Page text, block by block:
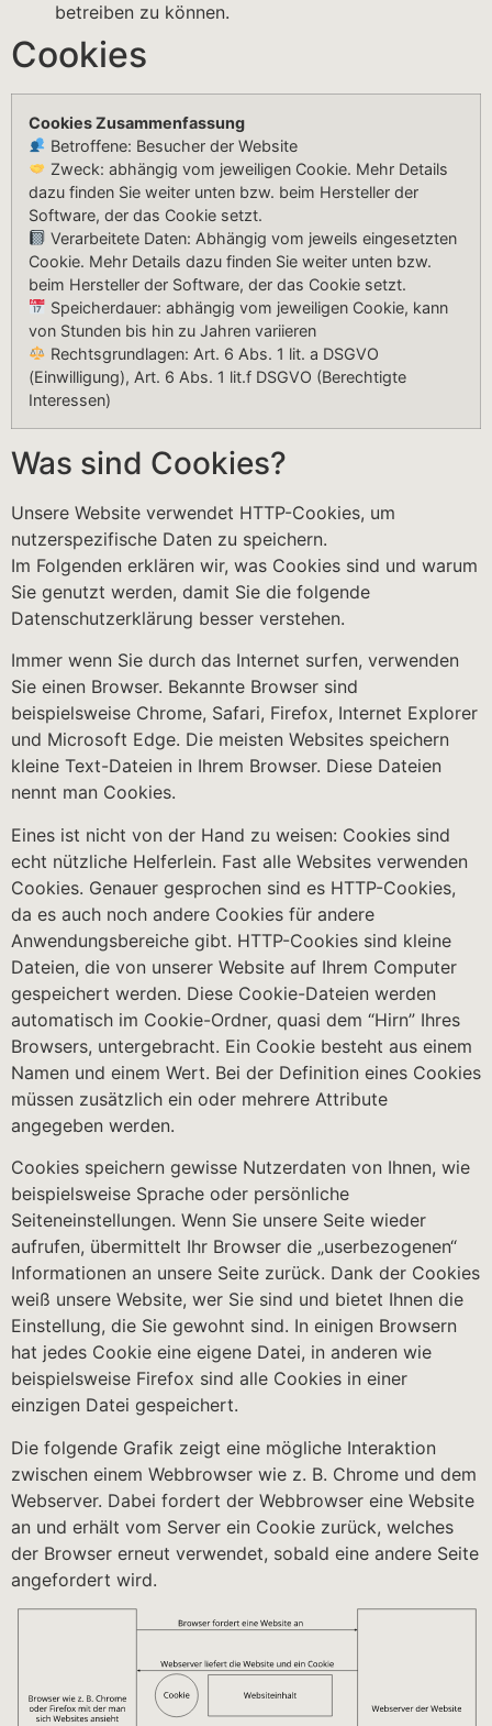
betreiben zu können.
Cookies
Cookies Zusammenfassung
Betroffene: Besucher der Website
Zweck: abhängig vom jeweiligen Cookie. Mehr Details
dazu finden Sie weiter unten bzw. beim Hersteller der
Software, der das Cookie setzt.
Verarbeitete Daten: Abhängig vom jeweils eingesetzten
Cookie. Mehr Details dazu finden Sie weiter unten bzw.
beim Hersteller der Software, der das Cookie setzt.
Speicherdauer: abhängig vom jeweiligen Cookie, kann
von Stunden bis hin zu Jahren variieren
Rechtsgrundlagen: Art. 6 Abs. 1 lit. a DSGVO
(Einwilligung), Art. 6 Abs. 1 lit.f DSGVO (Berechtigte
Interessen)
Was sind Cookies?
Unsere Website verwendet HTTP-Cookies, um
nutzerspezifische Daten zu speichern.
Im Folgenden erklären wir, was Cookies sind und warum
Sie genutzt werden, damit Sie die folgende
Datenschutzerklärung besser verstehen.
Immer wenn Sie durch das Internet surfen, verwenden
Sie einen Browser. Bekannte Browser sind
beispielsweise Chrome, Safari, Firefox, Internet Explorer
und Microsoft Edge. Die meisten Websites speichern
kleine Text-Dateien in Ihrem Browser. Diese Dateien
nennt man Cookies.
Eines ist nicht von der Hand zu weisen: Cookies sind
echt nützliche Helferlein. Fast alle Websites verwenden
Cookies. Genauer gesprochen sind es HTTP-Cookies,
da es auch noch andere Cookies für andere
Anwendungsbereiche gibt. HTTP-Cookies sind kleine
Dateien, die von unserer Website auf Ihrem Computer
gespeichert werden. Diese Cookie-Dateien werden
automatisch im Cookie-Ordner, quasi dem “Hirn” Ihres
Browsers, untergebracht. Ein Cookie besteht aus einem
Namen und einem Wert. Bei der Definition eines Cookies
müssen zusätzlich ein oder mehrere Attribute
angegeben werden.
Cookies speichern gewisse Nutzerdaten von Ihnen, wie
beispielsweise Sprache oder persönliche
Seiteneinstellungen. Wenn Sie unsere Seite wieder
aufrufen, übermittelt Ihr Browser die „userbezogenen“
Informationen an unsere Seite zurück. Dank der Cookies
weiß unsere Website, wer Sie sind und bietet Ihnen die
Einstellung, die Sie gewohnt sind. In einigen Browsern
hat jedes Cookie eine eigene Datei, in anderen wie
beispielsweise Firefox sind alle Cookies in einer
einzigen Datei gespeichert.
Die folgende Grafik zeigt eine mögliche Interaktion
zwischen einem Webbrowser wie z. B. Chrome und dem
Webserver. Dabei fordert der Webbrowser eine Website
an und erhält vom Server ein Cookie zurück, welches
der Browser erneut verwendet, sobald eine andere Seite
angefordert wird.